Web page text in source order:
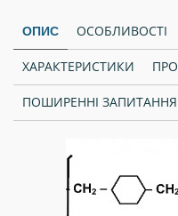
ОПИС ОСОБЛИВОСТІ
ХАРАКТЕРИСТИКИ
ПОШИРЕННІ ЗАПИТАННЯ